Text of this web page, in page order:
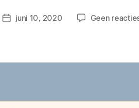
Berichtdatum
juni 10, 2020 Geen